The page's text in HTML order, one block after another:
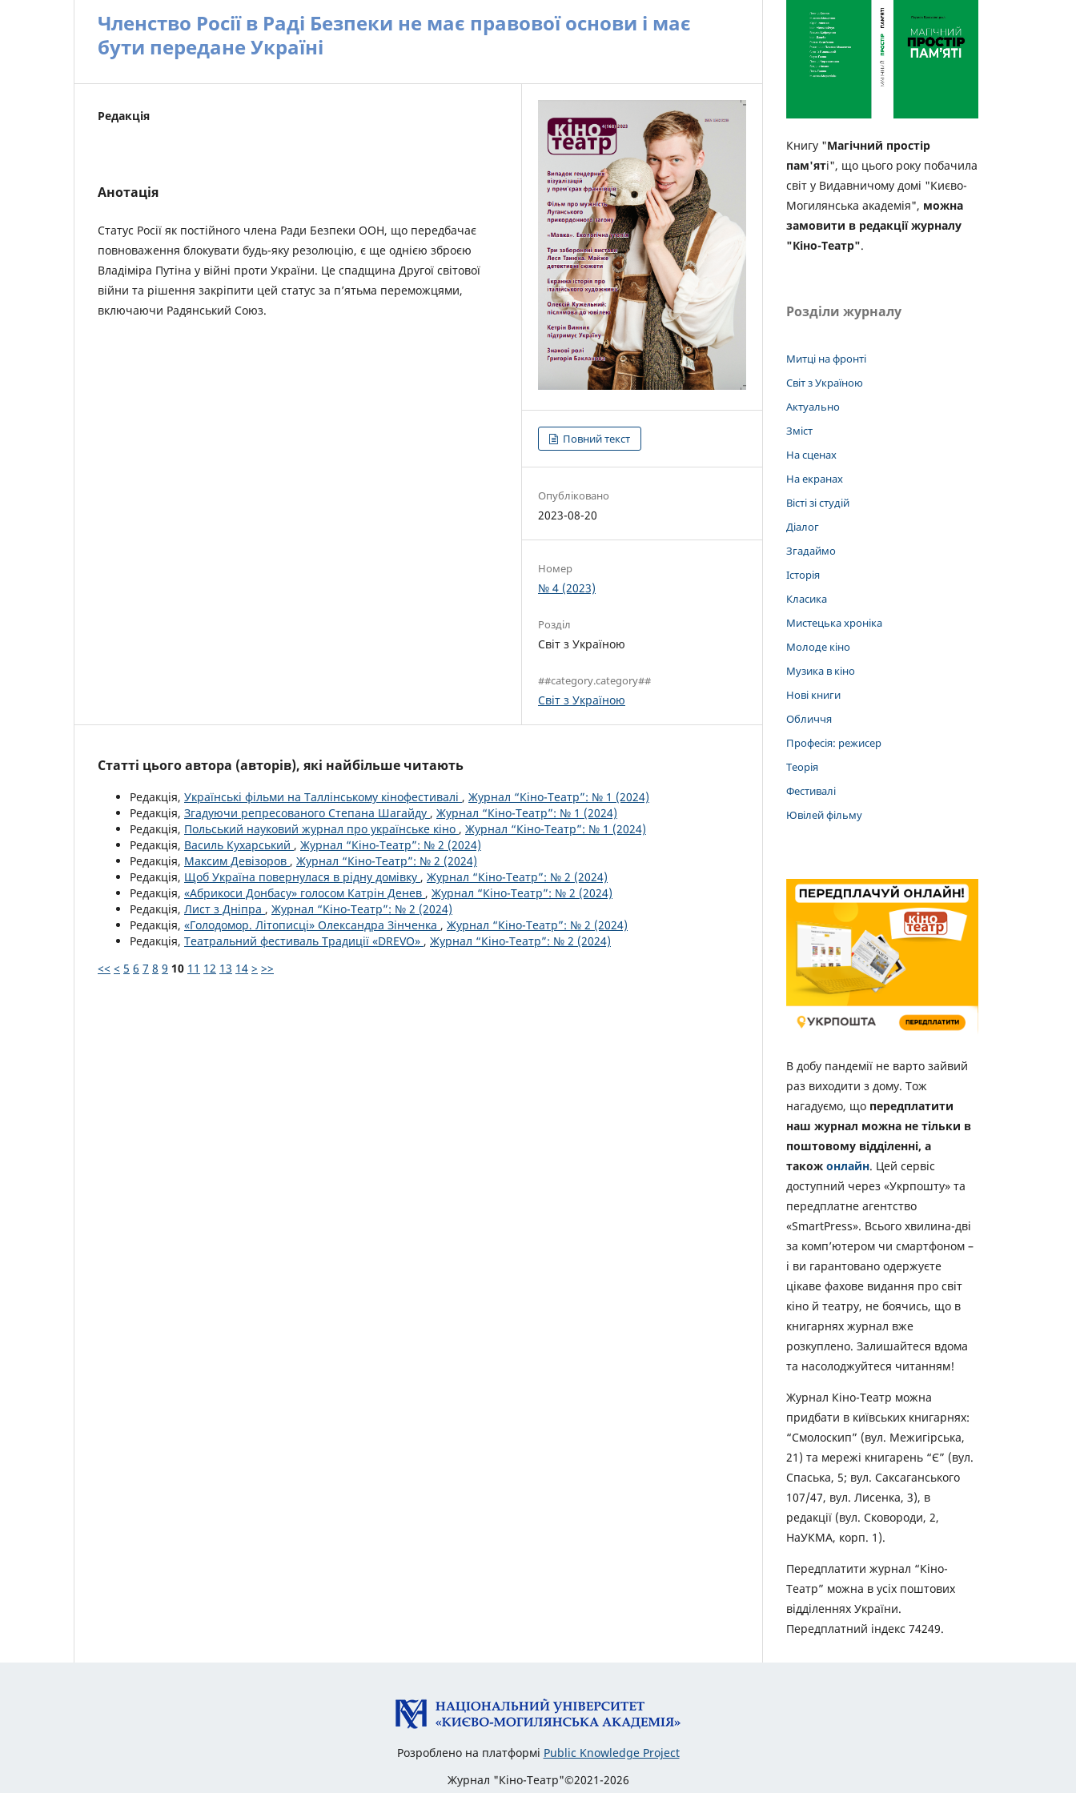
Членство Росії в Раді Безпеки не має правової основи і має
бути передане Україні
Редакція
Анотація
Статус Росії як постійного члена Ради Безпеки ООН, що передбачає
повноваження блокувати будь-яку резолюцію, є ще однією зброєю
Владіміра Путіна у війні проти України. Це спадщина Другої світової
війни та рішення закріпити цей статус за п’ятьма переможцями,
включаючи Радянський Союз.
Повний текст
Опубліковано
2023-08-20
Номер
№ 4 (2023)
Розділ
Світ з Україною
##category.category##
Світ з Україною
Статті цього автора (авторів), які найбільше читають
Редакція, Українські фільми на Таллінському кінофестивалі , Журнал “Кіно-Театр”: № 1 (2024)
Редакція, Згадуючи репресованого Степана Шагайду , Журнал “Кіно-Театр”: № 1 (2024)
Редакція, Польський науковий журнал про українське кіно , Журнал “Кіно-Театр”: № 1 (2024)
Редакція, Василь Кухарський , Журнал “Кіно-Театр”: № 2 (2024)
Редакція, Максим Девізоров , Журнал “Кіно-Театр”: № 2 (2024)
Редакція, Щоб Україна повернулася в рідну домівку , Журнал “Кіно-Театр”: № 2 (2024)
Редакція, «Абрикоси Донбасу» голосом Катрін Денев , Журнал “Кіно-Театр”: № 2 (2024)
Редакція, Лист з Дніпра , Журнал “Кіно-Театр”: № 2 (2024)
Редакція, «Голодомор. Літописці» Олександра Зінченка , Журнал “Кіно-Театр”: № 2 (2024)
Редакція, Театральний фестиваль Традиції «DREVO» , Журнал “Кіно-Театр”: № 2 (2024)
<< < 5 6 7 8 9 10 11 12 13 14 > >>
Книгу "Магічний простір
пам'яті", що цього року побачила
світ у Видавничому домі "Києво-
Могилянська академія", можна
замовити в редакції журналу
"Кіно-Театр".
Розділи журналу
Митці на фронті
Світ з Україною
Актуально
Зміст
На сценах
На екранах
Вісті зі студій
Діалог
Згадаймо
Історія
Класика
Мистецька хроніка
Молоде кіно
Музика в кіно
Нові книги
Обличчя
Професія: режисер
Теорія
Фестивалі
Ювілей фільму
В добу пандемії не варто зайвий
раз виходити з дому. Тож
нагадуємо, що передплатити
наш журнал можна не тільки в
поштовому відділенні, а
також онлайн. Цей сервіс
доступний через «Укрпошту» та
передплатне агентство
«SmartPress». Всього хвилина-дві
за комп’ютером чи смартфоном –
і ви гарантовано одержуєте
цікаве фахове видання про світ
кіно й театру, не боячись, що в
книгарнях журнал вже
розкуплено. Залишайтеся вдома
та насолоджуйтеся читанням!
Журнал Кіно-Театр можна
придбати в київських книгарнях:
“Смолоскип” (вул. Межигірська,
21) та мережі книгарень “Є” (вул.
Спаська, 5; вул. Саксаганського
107/47, вул. Лисенка, 3), в
редакції (вул. Сковороди, 2,
НаУКМА, корп. 1).
Передплатити журнал “Кіно-
Театр” можна в усіх поштових
відділеннях України.
Передплатний індекс 74249.
Розроблено на платформі Public Knowledge Project
Журнал "Кіно-Театр"©2021-2026